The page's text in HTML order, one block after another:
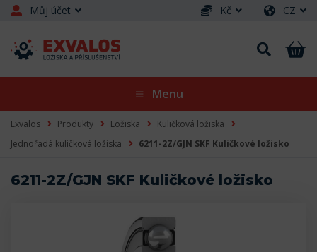
Můj účet Kč CZ
Menu
Exvalos Produkty Ložiska
Kuličková ložiska
Jednořadá kuličková ložiska
6211-2Z/GJN SKF Kuličkové ložisko
6211-2Z/GJN SKF Kuličkové ložisko